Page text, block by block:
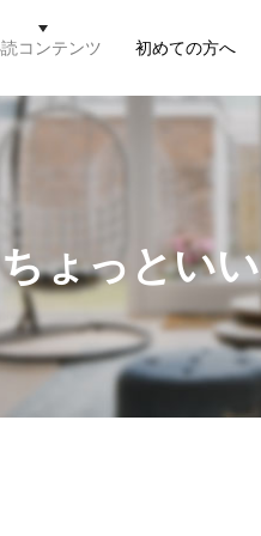
ちょっとい
コンテンツ 初めての方へ